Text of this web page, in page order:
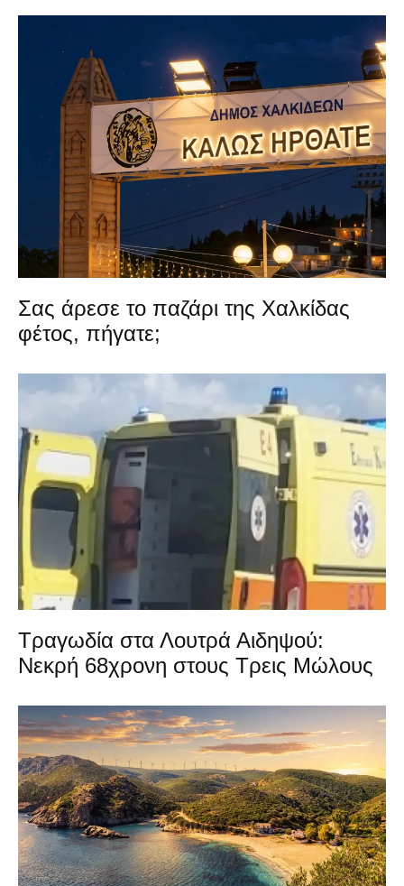
Σας άρεσε το παζάρι της Χαλκίδας
φέτος, πήγατε;
Τραγωδία στα Λουτρά Αιδηψού:
Νεκρή 68χρονη στους Τρεις Μώλους